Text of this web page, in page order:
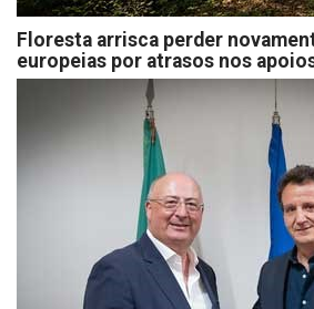
Floresta arrisca perder
europeias por atrasos nos